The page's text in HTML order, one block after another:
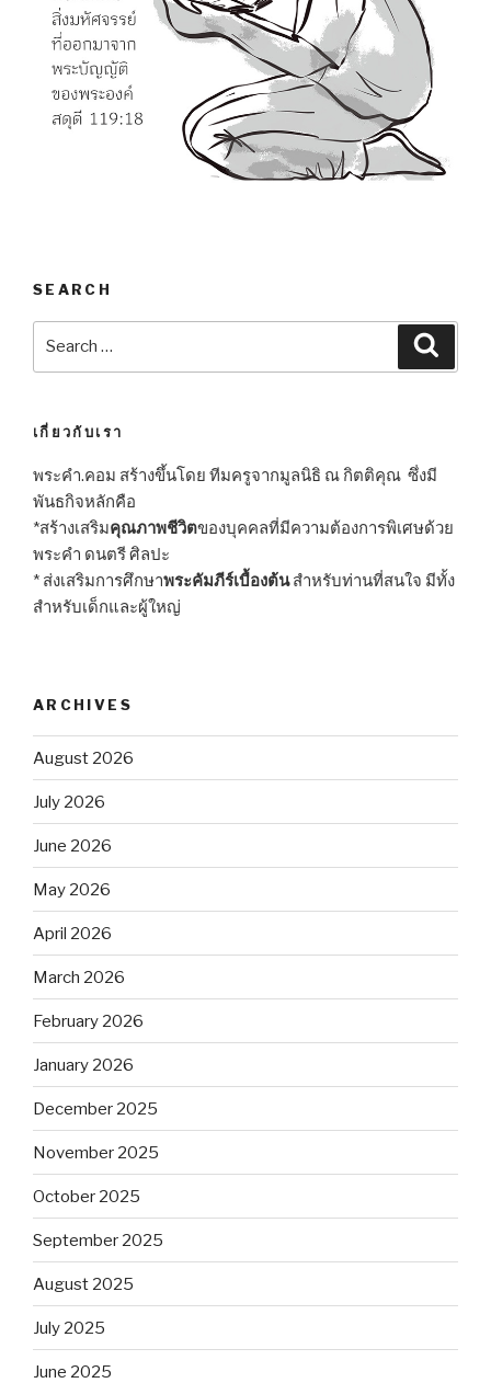
SEARCH
เกี่ยวกับเรา
พระคำ.คอม สร้างขึ้นโดย ทีมครูจากมูลนิธิ ณ กิตติคุณ ซึ่งมี
พันธกิจหลักคือ
*สร้างเสริมคุณภาพชีวิตของบุคคลที่มีความต้องการพิเศษด้วย
พระคำ ดนตรี ศิลปะ
* ส่งเสริมการศึกษาพระคัมภีร์เบื้องต้นสำหรับท่านที่สนใจ มีทั้ง
สำหรับเด็กและผู้ใหญ่
ARCHIVES
August 2026
July 2026
June 2026
May 2026
April 2026
March 2026
February 2026
January 2026
December 2025
November 2025
October 2025
September 2025
August 2025
July 2025
June 2025